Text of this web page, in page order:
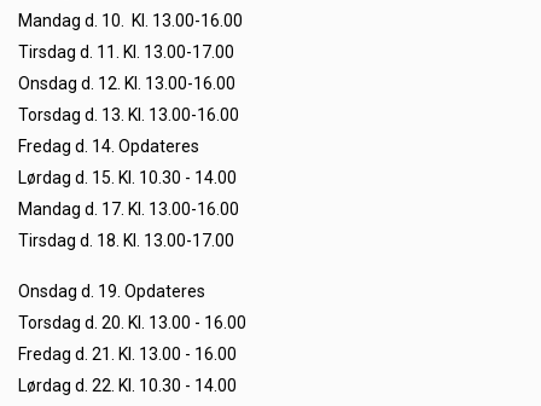
Mandag d. 10. Kl. 13.00-16.00
Tirsdag d. 11. Kl. 13.00-17.00
Onsdag d. 12. Kl. 13.00-16.00
Torsdag d. 13. Kl. 13.00-16.00
Fredag d. 14. Opdateres
Lørdag d. 15. Kl. 10.30 - 14.00
Mandag d. 17. Kl. 13.00-16.00
Tirsdag d. 18. Kl. 13.00-17.00
Onsdag d. 19. Opdateres
Torsdag d. 20. Kl. 13.00 - 16.00
Fredag d. 21. Kl. 13.00 - 16.00
Lørdag d. 22. Kl. 10.30 - 14.00